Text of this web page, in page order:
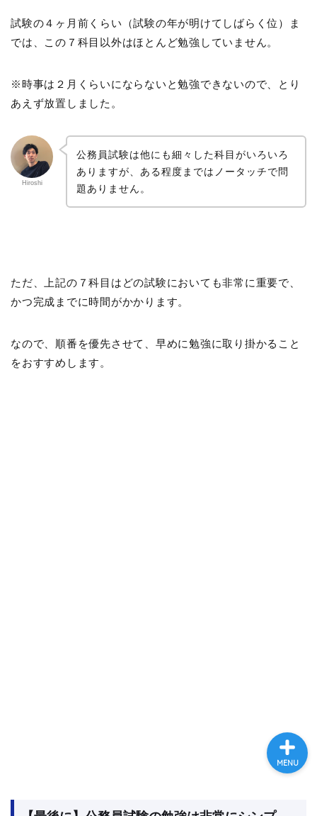
試験の４ヶ月前くらい（試験の年が明けてしばらく位）ま
では、この７科目以外はほとんど勉強していません。
※時事は２月くらいにならないと勉強できないので、とり
あえず放置しました。
Hiroshi
公務員試験は他にも細々した科目がいろいろ
ありますが、ある程度まではノータッチで問
題ありません。
ただ、上記の７科目はどの試験においても非常に重要で、
かつ完成までに時間がかかります。
なので、順番を優先させて、早めに勉強に取り掛かること
をおすすめします。
MENU